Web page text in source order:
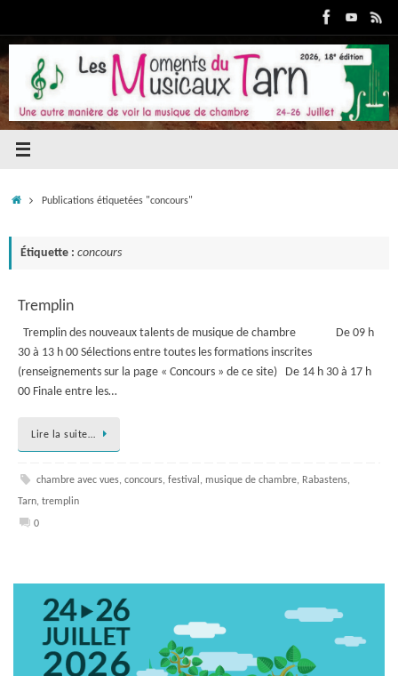
contenu
AccueilPublications étiquetées "concours"
Étiquette : concours
Tremplin
Tremplin des nouveaux talents de musique de chambre De 09 h
30 à 13 h 00 Sélections entre toutes les formations inscrites
(renseignements sur la page « Concours » de ce site) De 14 h 30 à 17 h
00 Finale entre les…
Lire la suite…
chambre avec vues, concours, festival , musique de chambre, Rabastens,
Tarn, tremplin
0